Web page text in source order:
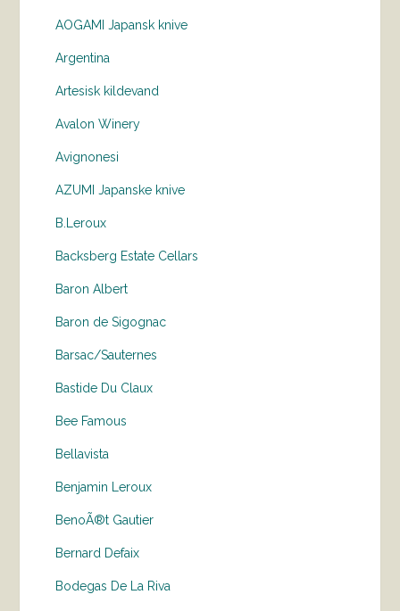
AOGAMI Japansk knive
Argentina
Artesisk kildevand
Avalon Winery
Avignonesi
AZUMI Japanske knive
B.Leroux
Backsberg Estate Cellars
Baron Albert
Baron de Sigognac
Barsac/Sauternes
Bastide Du Claux
Bee Famous
Bellavista
Benjamin Leroux
BenoÃ®t Gautier
Bernard Defaix
Bodegas De La Riva